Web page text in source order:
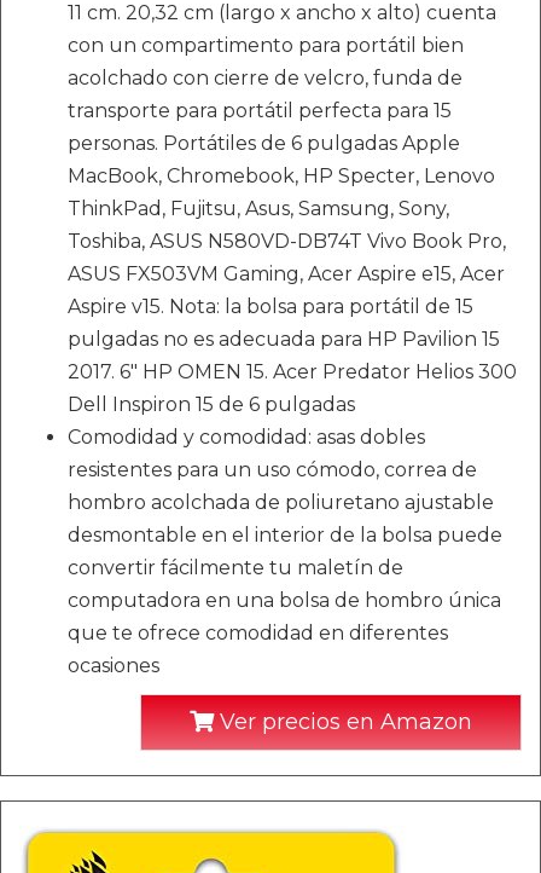
11 cm. 20,32 cm (largo x ancho x alto) cuenta
con un compartimento para portátil bien
acolchado con cierre de velcro, funda de
transporte para portátil perfecta para 15
personas. Portátiles de 6 pulgadas Apple
MacBook, Chromebook, HP Specter, Lenovo
ThinkPad, Fujitsu, Asus, Samsung, Sony,
Toshiba, ASUS N580VD-DB74T Vivo Book Pro,
ASUS FX503VM Gaming, Acer Aspire e15, Acer
Aspire v15. Nota: la bolsa para portátil de 15
pulgadas no es adecuada para HP Pavilion 15
2017. 6" HP OMEN 15. Acer Predator Helios 300
Dell Inspiron 15 de 6 pulgadas
Comodidad y comodidad: asas dobles
resistentes para un uso cómodo, correa de
hombro acolchada de poliuretano ajustable
desmontable en el interior de la bolsa puede
convertir fácilmente tu maletín de
computadora en una bolsa de hombro única
que te ofrece comodidad en diferentes
ocasiones
Ver precios en Amazon